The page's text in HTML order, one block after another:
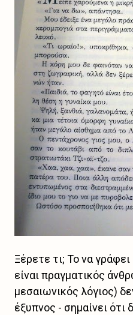
Ξέρετε τι; Το να
είναι πραγματικός
μεσαιωνικός λόγιος)
έξυπνος - σημαίνει ότι